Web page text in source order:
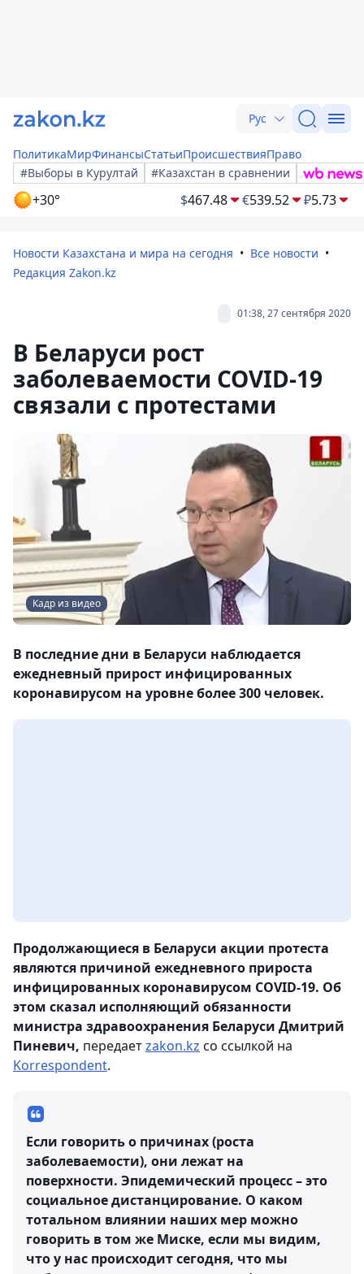
Рус
ПолитикаМирФинансыСтатьиПроисшествияПраво
#Выборы в Курултай
#Казахстан в сравнении
+30° $467.48 €539.52 ₽5.73
Новости Казахстана и мира на сегодня
Все новости
Редакция Zakon.kz
01:38, 27 сентября 2020
В Беларуси рост
заболеваемости COVID-19
связали с протестами
Кадр из видео
В последние дни в Беларуси наблюдается
ежедневный прирост инфицированных
коронавирусом на уровне более 300 человек.
Продолжающиеся в Беларуси акции протеста
являются причиной ежедневного прироста
инфицированных коронавирусом COVID-19. Об
этом сказал исполняющий обязанности
министра здравоохранения Беларуси Дмитрий
Пиневич, передаетzakon.kz со ссылкой на
Korrespondent.
Если говорить о причинах (роста
заболеваемости), они лежат на
поверхности. Эпидемический процесс – это
социальное дистанцирование. О каком
тотальном влиянии наших мер можно
говорить в том же Миске, если мы видим,
что у нас происходит сегодня, что мы